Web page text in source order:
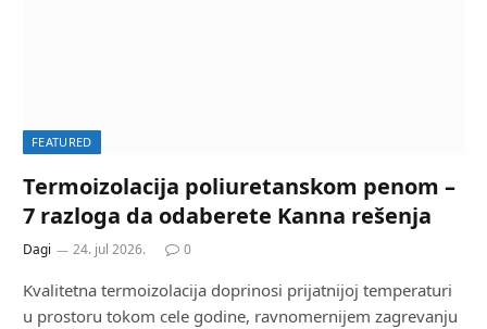
FEATURED
Termoizolacija poliuretanskom penom –
7 razloga da odaberete Kanna rešenja
Dagi 24. jul 2026. 0
Kvalitetna termoizolacija doprinosi prijatnijoj temperaturi
u prostoru tokom cele godine, ravnomernijem zagrevanju